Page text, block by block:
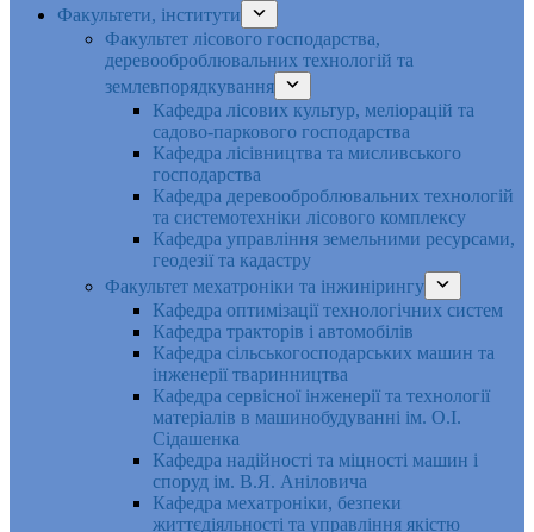
Факультети, інститути
Факультет лісового господарства,
деревооброблювальних технологій та
землевпорядкування
Кафедра лісових культур, меліорацій та
садово-паркового господарства
Кафедра лісівництва та мисливського
господарства
Кафедра деревооброблювальних технологій
та системотехніки лісового комплексу
Кафедра управління земельними ресурсами,
геодезії та кадастру
Факультет мехатроніки та інжинірингу
Кафедра оптимізації технологічних систем
Кафедра тракторів і автомобілів
Кафедра сільськогосподарських машин та
інженерії тваринництва
Кафедра cервісної інженерії та технології
матеріалів в машинобудуванні ім. О.І.
Сідашенка
Кафедра надійності та міцності машин і
споруд ім. В.Я. Аніловича
Кафедра мехатроніки, безпеки
життєдіяльності та управління якістю